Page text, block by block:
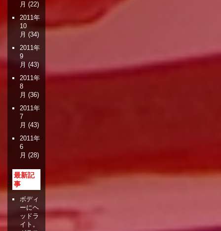
月 (22)
2011年
10
月 (34)
2011年
9
月 (43)
2011年
8
月 (36)
2011年
7
月 (43)
2011年
6
月 (28)
最新記
事
ボディ
ーにヘ
ッドラ
イト。